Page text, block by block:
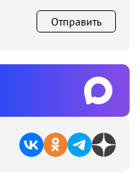
Отправить